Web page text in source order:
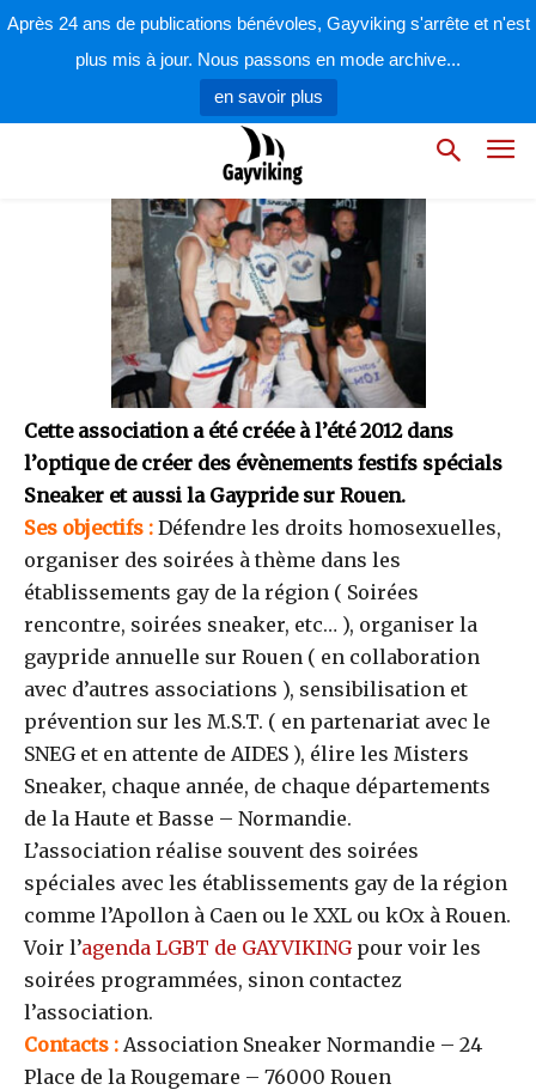
Après 24 ans de publications bénévoles, Gayviking s'arrête et n'est
plus mis à jour. Nous passons en mode archive...
en savoir plus
parla rédaction 1 septembre 2012
Cette association a été créée à l’été 2012 dans
l’optique de créer des évènements festifs spécials
Sneaker et aussi la Gaypride sur Rouen.
Ses objectifs : Défendre les droits homosexuelles,
organiser des soirées à thème dans les
établissements gay de la région ( Soirées
rencontre, soirées sneaker, etc… ), organiser la
gaypride annuelle sur Rouen ( en collaboration
avec d’autres associations ), sensibilisation et
prévention sur les M.S.T. ( en partenariat avec le
SNEG et en attente de AIDES ), élire les Misters
Sneaker, chaque année, de chaque départements
de la Haute et Basse – Normandie.
L’association réalise souvent des soirées
spéciales avec les établissements gay de la région
comme l’Apollon à Caen ou le XXL ou kOx à Rouen.
Voir l’agenda LGBT de GAYVIKINGpour voir les
soirées programmées, sinon contactez
l’association.
Contacts : Association Sneaker Normandie – 24
Place de la Rougemare – 76000 Rouen